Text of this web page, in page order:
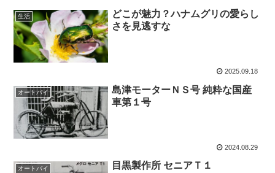
生活
どこが魅力？ハナムグリの愛らし
さを見逃すな
2025.09.18
オートバイ
島津モーターＮＳ号 純粋な国産
車第１号
2024.08.29
オートバイ 目黒製作所 セニアＴ１